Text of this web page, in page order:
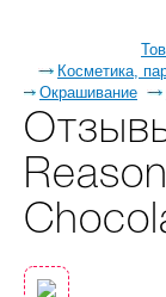
Косметика,
Окрашивание